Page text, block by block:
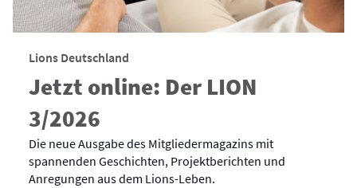
Lions Deutschland
Jetzt online: Der LION
3/2026
Die neue Ausgabe des Mitgliedermagazins mit
spannenden Geschichten, Projektberichten und
Anregungen aus dem Lions-Leben.